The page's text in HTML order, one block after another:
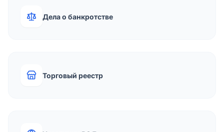
Дела о банкротстве
Торговый реестр